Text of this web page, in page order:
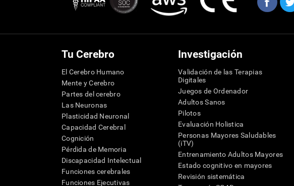
Tu Cerebro
El Cerebro Humano
Mente y Cerebro
Partes del cerebro
Las Neuronas
Plasticidad Neuronal
Capacidad Cerebral
Cognición
Pérdida de Memoria
Discapacidad Intelectual
Funciones cerebrales
Funciones Ejecutivas
Investigación
Validación de las Terapias
Digitales
Juegos de Ordenador
Adultos Sanos
Pilotos
Evaluación Holistica
Personas Mayores Saludables
(iTV)
Entrenamiento Adultos Mayores
Estado cognitivo en mayores
Revisión sistemática